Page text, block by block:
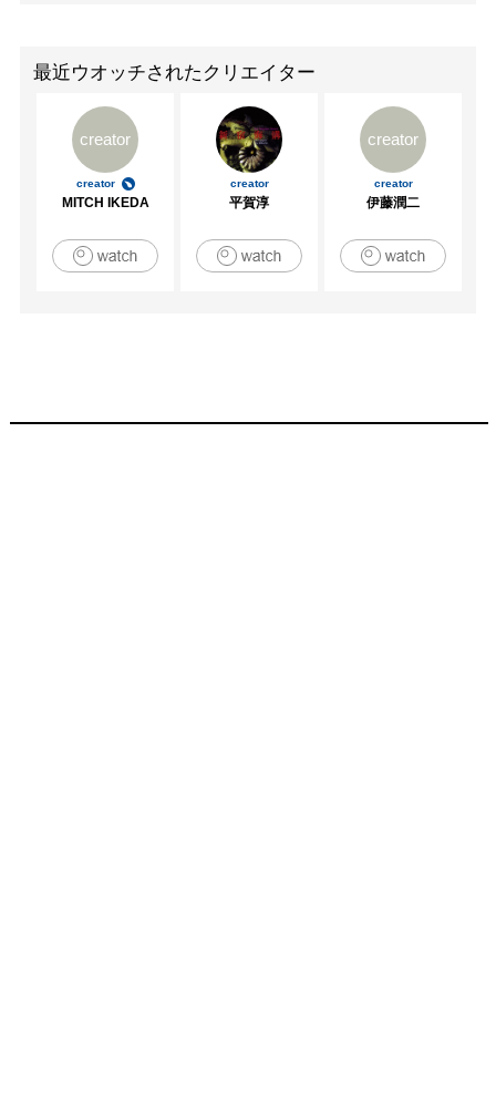
最近ウオッチされたクリエイター
creator
creator
MITCH IKEDA
creator
平賀淳
creator
creator
伊藤潤二